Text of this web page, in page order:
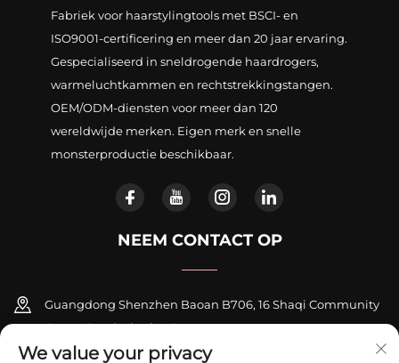
Fabriek voor haarstylingtools met BSCI- en
ISO9001-certificering en meer dan 20 jaar ervaring.
Gespecialiseerd in sneldrogende haardrogers,
warmeluchtkammen en rechtstrekkingstangen.
OEM/ODM-diensten voor meer dan 120
wereldwijde merken. Eigen merk en snelle
monsterproductie beschikbaar.
NEEM CONTACT OP
Guangdong Shenzhen Baoan B706, 16 Shaqi Community
Centre Road, Xinqiao Street
We value your privacy